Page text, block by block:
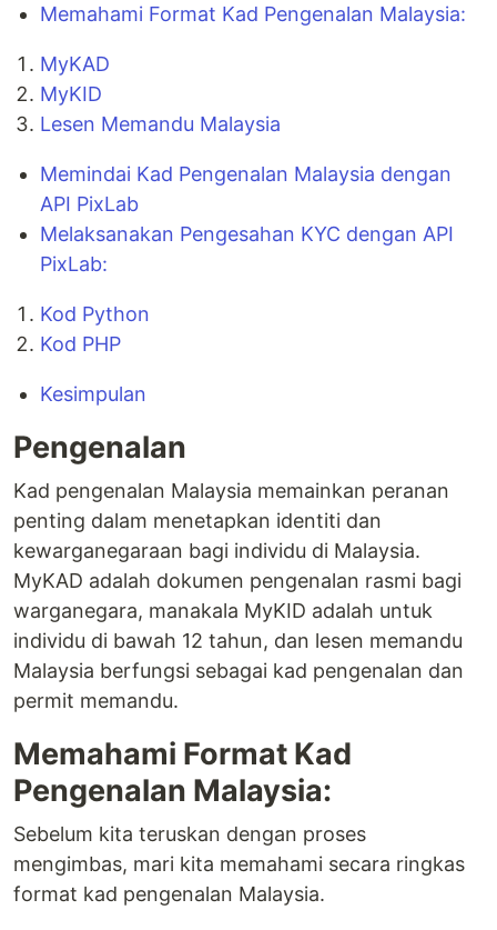
Memahami Format Kad Pengenalan Malaysia:
MyKAD
MyKID
Lesen Memandu Malaysia
Memindai Kad Pengenalan Malaysia dengan
API PixLab
Melaksanakan Pengesahan KYC dengan API
PixLab:
Kod Python
Kod PHP
Kesimpulan
Pengenalan
Kad pengenalan Malaysia memainkan peranan
penting dalam menetapkan identiti dan
kewarganegaraan bagi individu di Malaysia.
MyKAD adalah dokumen pengenalan rasmi bagi
warganegara, manakala MyKID adalah untuk
individu di bawah 12 tahun, dan lesen memandu
Malaysia berfungsi sebagai kad pengenalan dan
permit memandu.
Memahami Format Kad
Pengenalan Malaysia:
Sebelum kita teruskan dengan proses
mengimbas, mari kita memahami secara ringkas
format kad pengenalan Malaysia.